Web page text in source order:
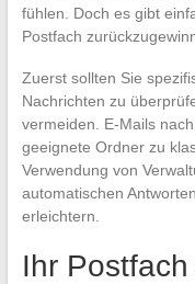
fühlen. Doch es gibt
Postfach
Zuerst sollten Sie
Nachrichten zu
vermeiden. E-Mails
geeignete Ordner zu
Verwendung von
automatischen
erleichtern.
Ihr